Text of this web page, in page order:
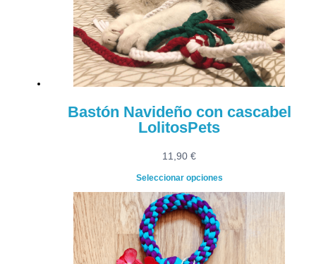
Bastón Navideño con cascabel
LolitosPets
11,90 €
Seleccionar opciones